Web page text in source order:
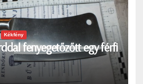
Kékfény
fenyegetőzőtt egy férfi